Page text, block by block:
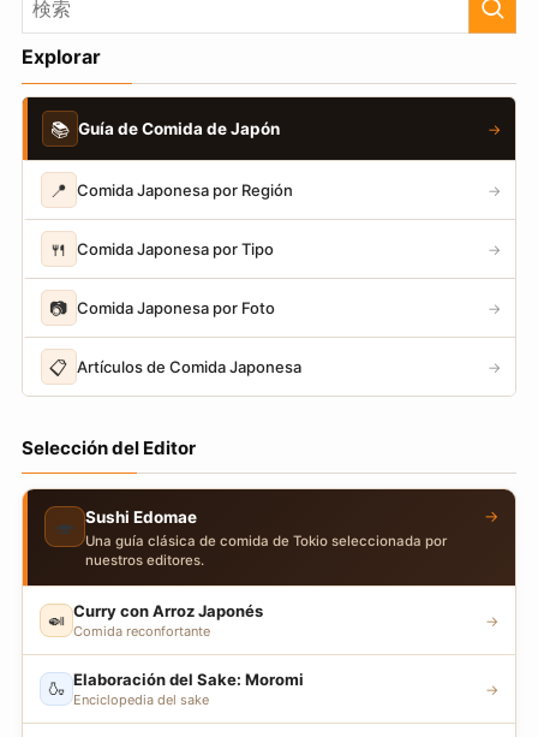
Explorar
📚 Guía de Comida de Japón →
📍 Comida Japonesa por Región →
🍴 Comida Japonesa por Tipo →
📷 Comida Japonesa por Foto →
📋 Artículos de Comida Japonesa →
Selección del Editor
🍣 Sushi Edomae
Una guía clásica de comida de Tokio seleccionada por
nuestros editores.
→
🍛 Curry con Arroz Japonés
Comida reconfortante
→
🍶 Elaboración del Sake: Moromi
Enciclopedia del sake
→